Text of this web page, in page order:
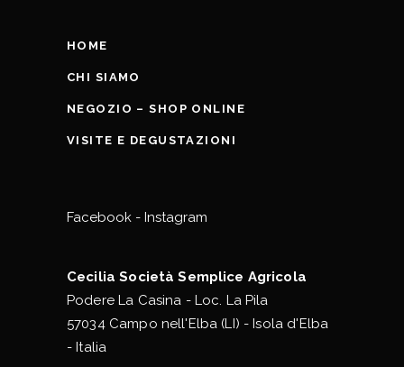
HOME
CHI SIAMO
NEGOZIO – SHOP ONLINE
VISITE E DEGUSTAZIONI
Facebook - Instagram
Cecilia Società Semplice Agricola
Podere La Casina - Loc. La Pila
57034 Campo nell'Elba (LI) - Isola d'Elba
- Italia